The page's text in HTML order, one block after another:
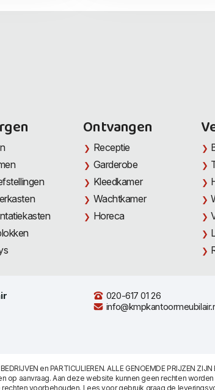
Ontvangen
Receptie
Garderobe
Kleedkamer
Wachtkamer
Horeca
020-617 01 26
en PARTICULIEREN. ALLE GENOEMDE PRIJZEN ZIJN
op aanvraag. Aan deze website kunnen geen rechten worden
voorbehouden. Lees voor gebruik graag de